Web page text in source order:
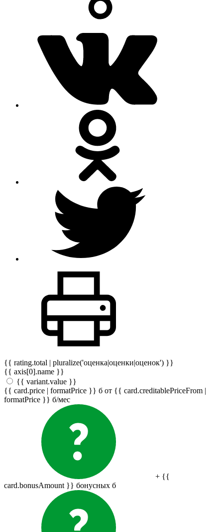
{{ rating.total | pluralize('оценка|оценки|оценок') }}
{{ axis[0].name }}
{{ variant.value }}
{{ card.price | formatPrice }} б от {{ card.creditablePriceFrom |
formatPrice }} б/мес
+ {{
card.bonusAmount }} бонусных б